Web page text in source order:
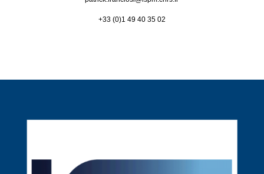
+33 (0)1 49 40 35 02